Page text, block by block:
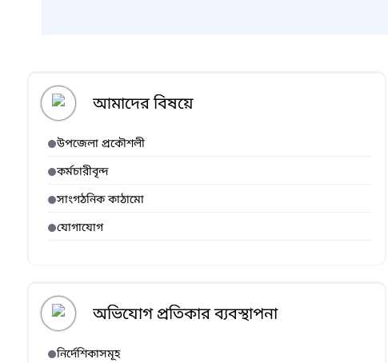
আমাদের বিষয়ে
উপজেলা প্রকৌশলী
কর্মচারীবৃন্দ
সাংগঠনিক কাঠামো
যোগাযোগ
অভিযোগ প্রতিকার ব্যবস্থাপনা
নির্দেশিকাসমূহ